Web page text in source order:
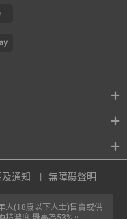
人(18歲以下人士)售賣或供
通知 無障礙聲明